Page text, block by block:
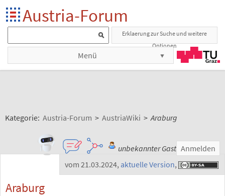
Austria-Forum
Erklaerung zur Suche und weitere
Optionen
Menü
Kategorie: Austria-Forum > AustriaWiki > Araburg
unbekannter Gast Anmelden
vom 21.03.2024, aktuelle Version,
Araburg